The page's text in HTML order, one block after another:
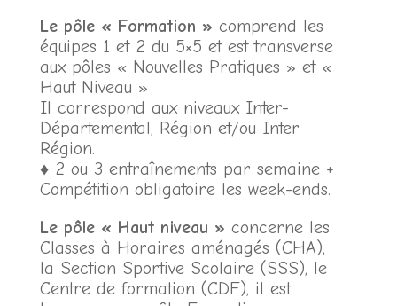
Le pôle « Formation » comprend les
équipes 1 et 2 du 5×5 et est transverse
aux pôles « Nouvelles Pratiques » et «
Haut Niveau »
Il correspond aux niveaux Inter-
Départemental, Région et/ou Inter
Région.
♦ 2 ou 3 entraînements par semaine +
Compétition obligatoire les week-ends.
Le pôle « Haut niveau » concerne les
Classes à Horaires aménagés (CHA),
la Section Sportive Scolaire (SSS), le
Centre de formation (CDF), il est